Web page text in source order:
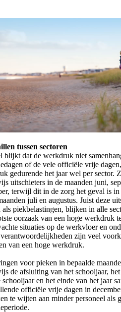
tussen sectoren
blijkt dat de werkdruk niet
of de vele officiële vrije
gedurende het jaar wel per sector.
uitschieters in de maanden juni,
terwijl dit in de zorg het geval is in
juli en augustus. Juist deze
als piekbelastingen, blijken in alle
oorzaak van een hoge werkdruk
situaties op de werkvloer en
zijn veel
van een hoge werkdruk.
voor pieken in bepaalde
de afsluiting van het schooljaar,
en het einde van het jaar
officiële vrije dagen in
te wijten aan minder personeel als